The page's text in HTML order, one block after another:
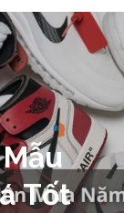
Tốt